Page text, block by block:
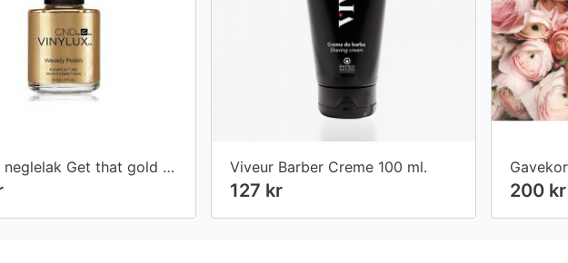
Vinylux neglelak Get that gold #368 Viveur Barber Creme 100 ml.
127 kr 200 kr